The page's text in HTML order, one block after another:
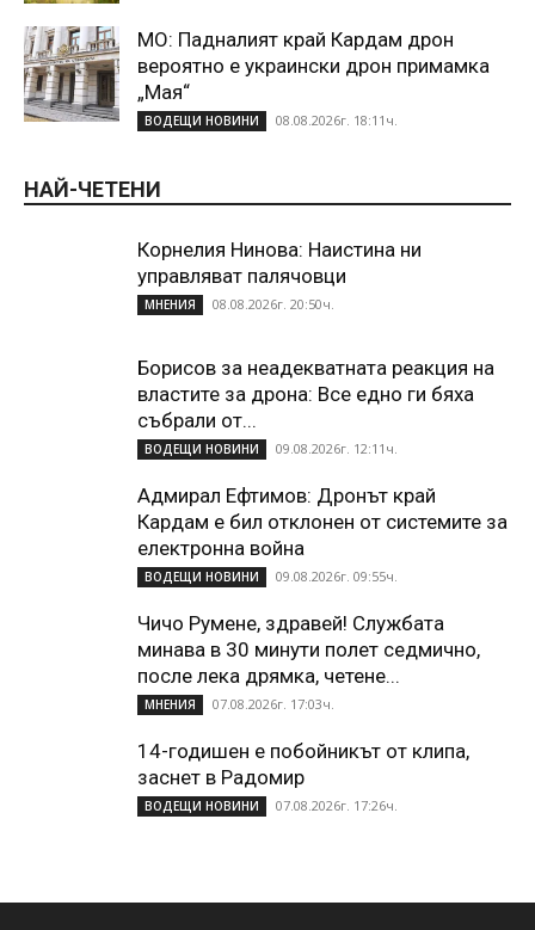
МО: Падналият край Кардам дрон
вероятно е украински дрон примамка
„Мая“
ВОДЕЩИ НОВИНИ 08.08.2026г. 18:11ч.
НАЙ-ЧЕТЕНИ
Корнелия Нинова: Наистина ни
управляват палячовци
МНЕНИЯ 08.08.2026г. 20:50ч.
Борисов за неадекватната реакция на
властите за дрона: Все едно ги бяха
събрали от...
ВОДЕЩИ НОВИНИ 09.08.2026г. 12:11ч.
Адмирал Ефтимов: Дронът край
Кардам е бил отклонен от системите за
електронна война
ВОДЕЩИ НОВИНИ 09.08.2026г. 09:55ч.
Чичо Румене, здравей! Службата
минава в 30 минути полет седмично,
после лека дрямка, четене...
МНЕНИЯ 07.08.2026г. 17:03ч.
14-годишен е побойникът от клипа,
заснет в Радомир
ВОДЕЩИ НОВИНИ 07.08.2026г. 17:26ч.